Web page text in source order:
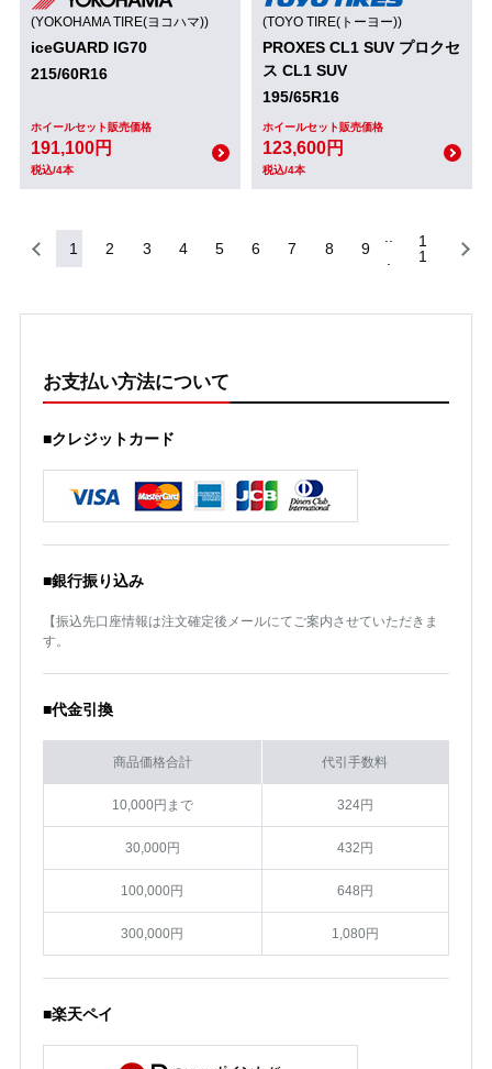
(YOKOHAMA TIRE(ヨコハマ))
iceGUARD IG70
215/60R16
ホイールセット販売価格
191,100円
税込/4本
(TOYO TIRE(トーヨー))
PROXES CL1 SUV プロクセ
ス CL1 SUV
195/65R16
ホイールセット販売価格
123,600円
税込/4本
1 2 3 4 5 6 7 8 9
1
1
お支払い方法について
■クレジットカード
■銀行振り込み
【振込先口座情報は注文確定後メールにてご案内させていただきま
す。
■代金引換
商品価格合計 代引手数料
10,000円まで 324円
30,000円 432円
100,000円 648円
300,000円 1,080円
■楽天ペイ